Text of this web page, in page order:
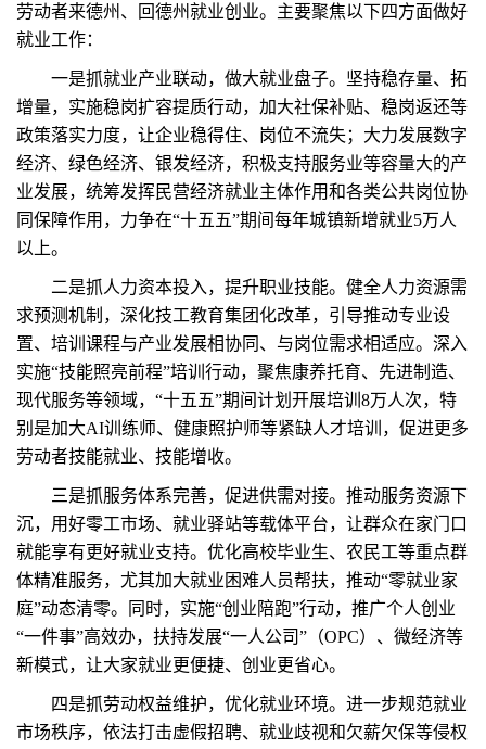
劳动者来德州、回德州就业创业。主要聚焦以下四方面做好
就业工作：
一是抓就业产业联动，做大就业盘子。坚持稳存量、拓
增量，实施稳岗扩容提质行动，加大社保补贴、稳岗返还等
政策落实力度，让企业稳得住、岗位不流失；大力发展数字
经济、绿色经济、银发经济，积极支持服务业等容量大的产
业发展，统筹发挥民营经济就业主体作用和各类公共岗位协
同保障作用，力争在“十五五”期间每年城镇新增就业5万人
以上。
二是抓人力资本投入，提升职业技能。健全人力资源需
求预测机制，深化技工教育集团化改革，引导推动专业设
置、培训课程与产业发展相协同、与岗位需求相适应。深入
实施“技能照亮前程”培训行动，聚焦康养托育、先进制造、
现代服务等领域，“十五五”期间计划开展培训8万人次，特
别是加大AI训练师、健康照护师等紧缺人才培训，促进更多
劳动者技能就业、技能增收。
三是抓服务体系完善，促进供需对接。推动服务资源下
沉，用好零工市场、就业驿站等载体平台，让群众在家门口
就能享有更好就业支持。优化高校毕业生、农民工等重点群
体精准服务，尤其加大就业困难人员帮扶，推动“零就业家
庭”动态清零。同时，实施“创业陪跑”行动，推广个人创业
“一件事”高效办，扶持发展“一人公司”（OPC）、微经济等
新模式，让大家就业更便捷、创业更省心。
四是抓劳动权益维护，优化就业环境。进一步规范就业
市场秩序，依法打击虚假招聘、就业歧视和欠薪欠保等侵权